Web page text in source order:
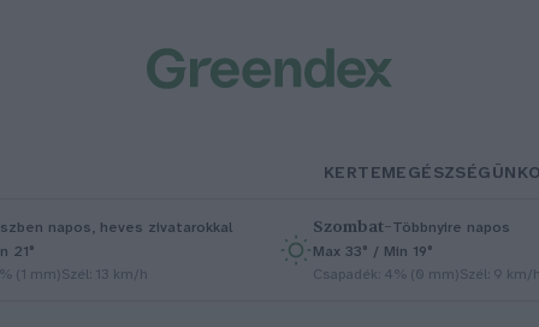
KERTEMEGÉSZSÉGÜNK
napos, heves zivatarokkal
21°
(1 mm)Szél: 13 km/h
Szombat–Többnyire napos
Max 33° / Min 19°
Csapadék: 4% (0 mm)Szél: 9 km/h